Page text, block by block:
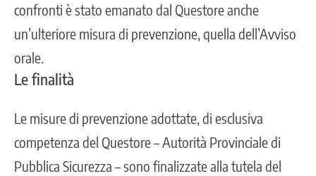
confronti è stato emanato dal Questore anche
un’ulteriore misura di prevenzione, quella dell’Avviso
orale.
Le finalità
Le misure di prevenzione adottate, di esclusiva
competenza del Questore – Autorità Provinciale di
Pubblica Sicurezza – sono finalizzate alla tutela del